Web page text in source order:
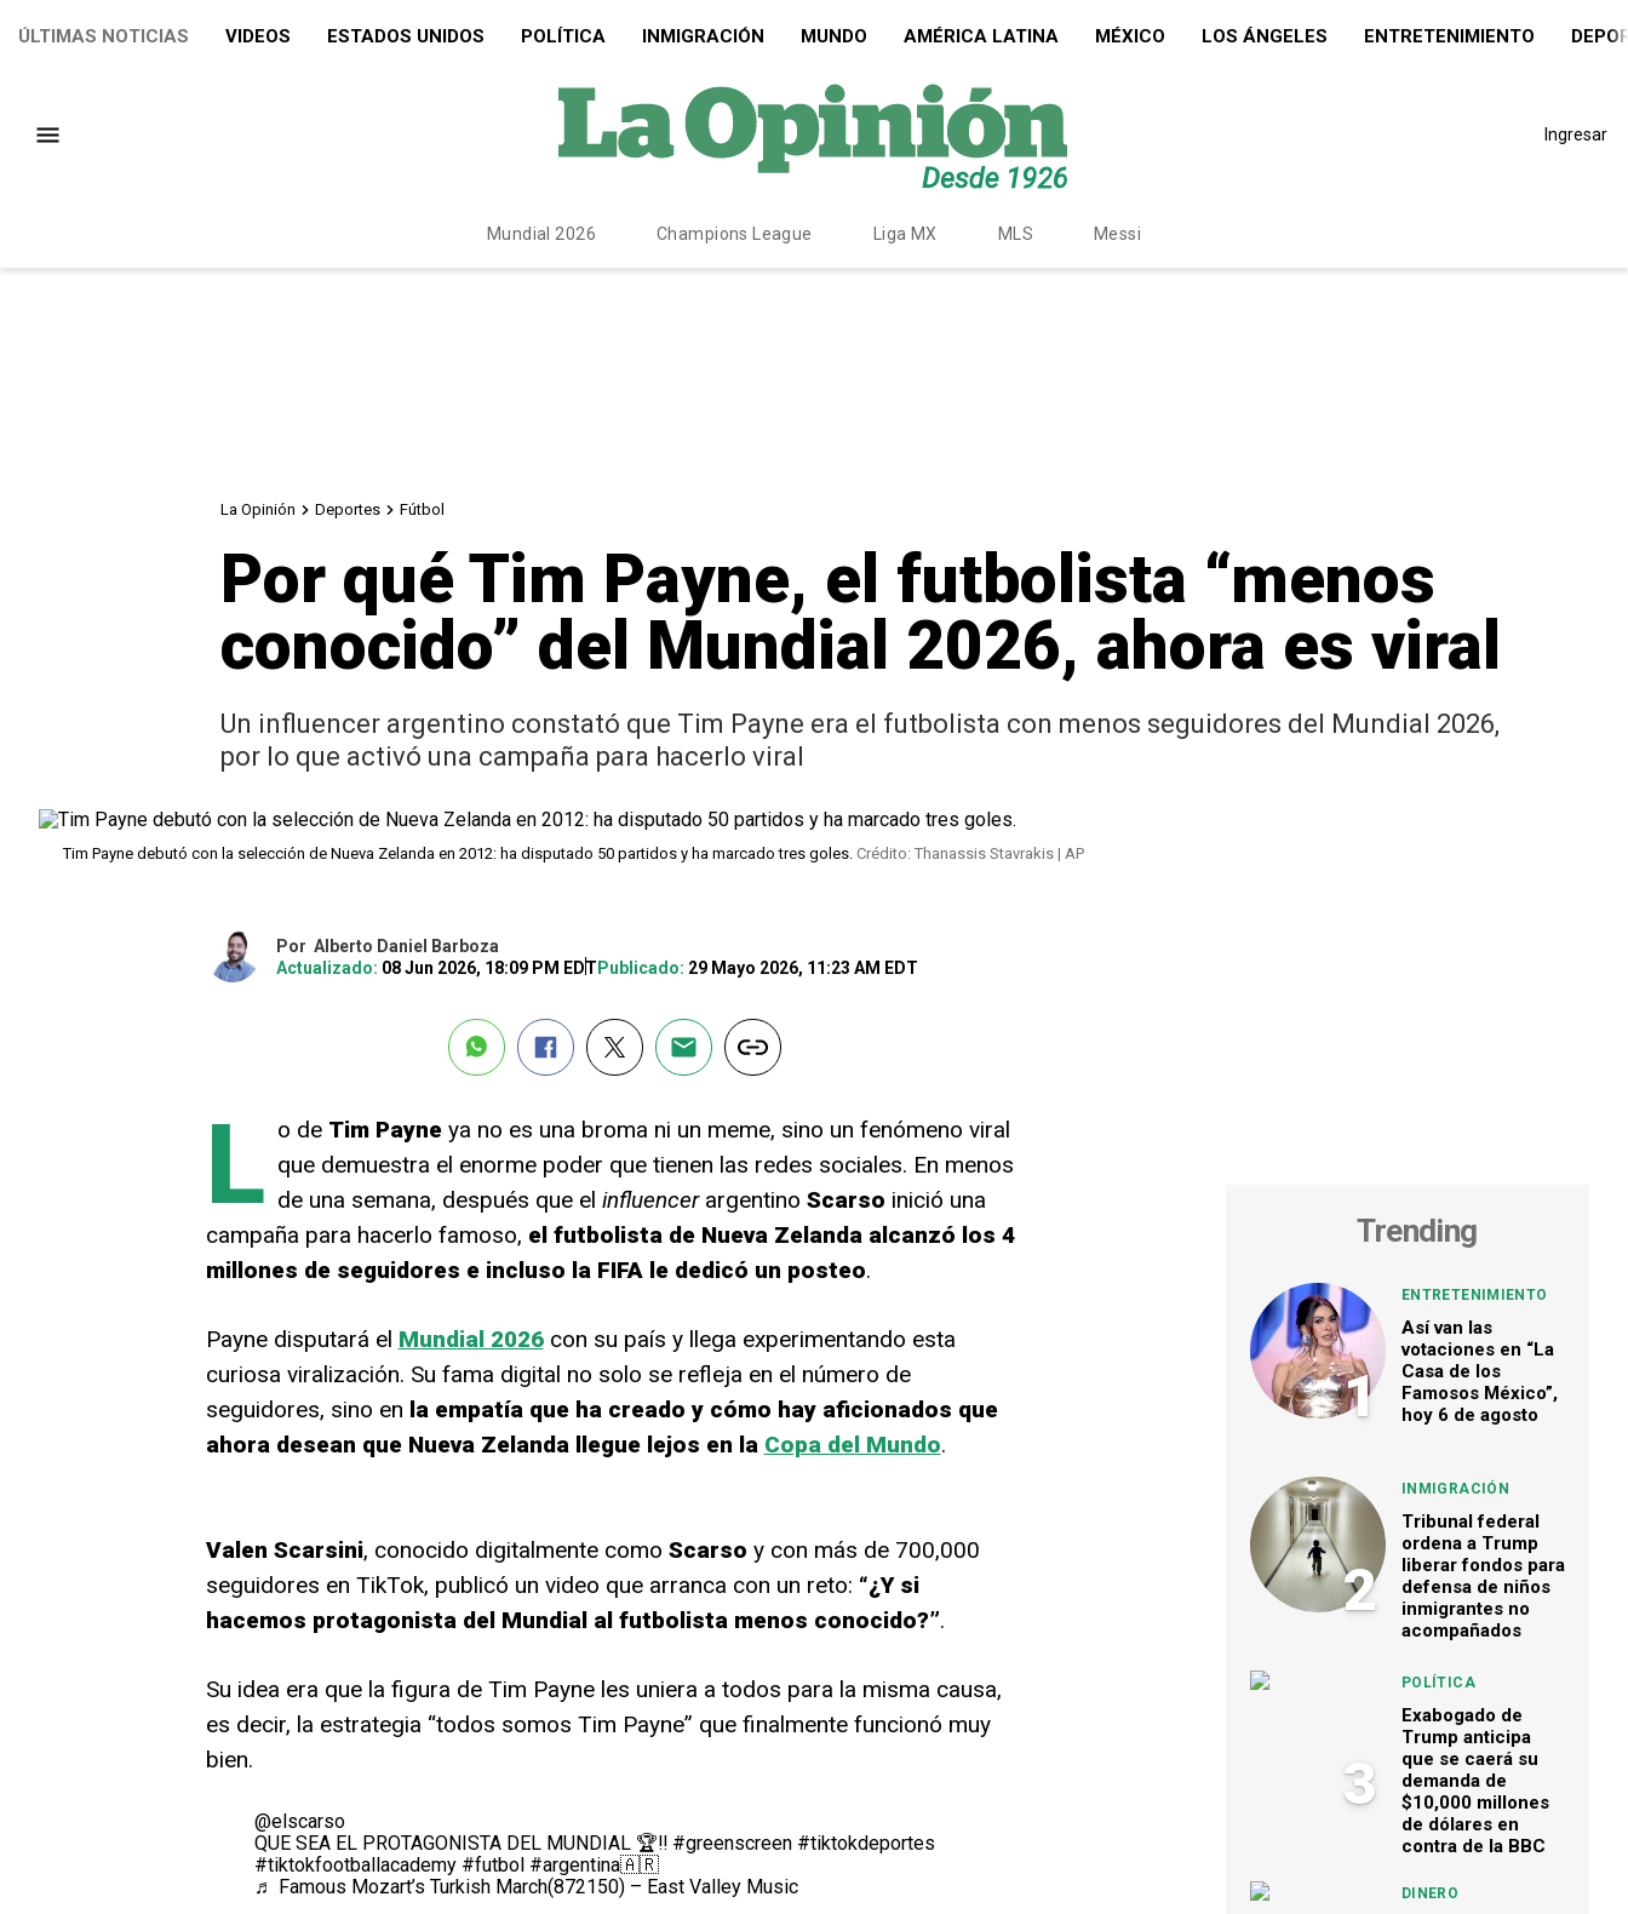
ÚLTIMAS NOTICIAS VIDEOS ESTADOS UNIDOS POLÍTICA INMIGRACIÓN MUNDO AMÉRICA LATINA MÉXICO LOS ÁNGELES ENTRETENIMIENTO
Ingresar
Mundial 2026 Champions League Liga MX MLS Messi
La Opinión Deportes Fútbol
Por qué Tim Payne, el futbolista “menos
conocido” del Mundial 2026, ahora es viral
Un influencer argentino constató que Tim Payne era el futbolista con menos seguidores del Mundial 2026,
por lo que activó una campaña para hacerlo viral
Tim Payne debutó con la selección de Nueva Zelanda en 2012: ha disputado 50 partidos y ha marcado tres goles. Crédito: Thanassis Stavrakis | AP
Por Alberto Daniel Barboza
Actualizado: 08 Jun 2026, 18:09 PM EDT Publicado: 29 Mayo 2026, 11:23 AM EDT
L o de Tim Payneya no es una broma ni un meme, sino un fenómeno viral
que demuestra el enorme poder que tienen las redes sociales. En menos
de una semana, después que el influencerargentino Scarso inició una
campaña para hacerlo famoso, el futbolista de Nueva Zelanda alcanzó los 4
millones de seguidores e incluso la FIFA le dedicó un posteo.
Payne disputará el Mundial 2026con su país y llega experimentando esta
curiosa viralización. Su fama digital no solo se refleja en el número de
seguidores, sino en la empatía que ha creado y cómo hay aficionados que
ahora desean que Nueva Zelanda llegue lejos en la Copa del Mundo.
Valen Scarsini, conocido digitalmente como Scarso y con más de 700,000
seguidores en TikTok, publicó un video que arranca con un reto: “¿Y si
hacemos protagonista del Mundial al futbolista menos conocido?”.
Su idea era que la figura de Tim Payne les uniera a todos para la misma causa,
es decir, la estrategia “todos somos Tim Payne” que finalmente funcionó muy
bien.
@elscarso
QUE SEA EL PROTAGONISTA DEL MUNDIAL 🏆‼️ #greenscreen #tiktokdeportes
#tiktokfootballacademy #futbol #argentina🇦🇷
♬ Famous Mozart’s Turkish March(872150) – East Valley Music
Trending
1
ENTRETENIMIENTO
Así van las
votaciones en “La
Casa de los
Famosos México”,
hoy 6 de agosto
2
INMIGRACIÓN
Tribunal federal
ordena a Trump
liberar fondos para
defensa de niños
inmigrantes no
acompañados
3
POLÍTICA
Exabogado de
Trump anticipa
que se caerá su
demanda de
$10,000 millones
de dólares en
contra de la BBC
DINERO